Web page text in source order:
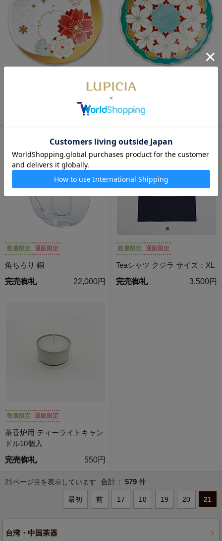
1,380円
数量限定
完売御礼
数量限定 通販限定
角ちろり 銅
完売御礼
22,000円
数量限定 通販限定
Teaシャツ クジラ サイズ：XL
完売御礼
3,500円
数量限定 通販限定
茶香炉用 ティーライトキャン
ドル10個入
完売御礼
550円
21ページ目を表示しています 合計： 579 件
最初 前 17 18 19 20 21
台湾・中国茶器